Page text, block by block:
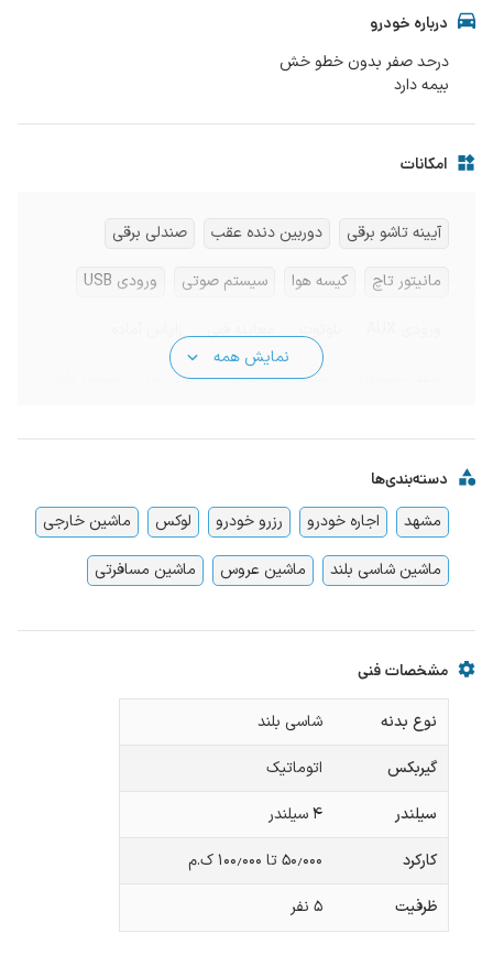
درباره خودرو
بیمه دارد
امکانات
آیینه تاشو برقی دوربین دنده عقب صندلی برقی
مانیتور تاچ کیسه هوا سیستم صوتی ورودی USB
سنسوردنده‌عقب سنسور نور
نمایش همه
دسته‌بندی‌ها
مشهد اجاره خودرو رزرو خودرو لوکس ماشین خارجی
ماشین شاسی بلند ماشین عروس ماشین مسافرتی
مشخصات فنی
نوع بدنه
شاسی بلند
گیربکس
اتوماتیک
سیلندر
۴ سیلندر
کارکرد
۵۰٫۰۰۰ تا ۱۰۰٫۰۰۰ ک.م
ظرفیت
۵ نفر